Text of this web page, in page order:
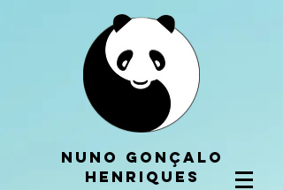
Nuno gonçalo
henriques